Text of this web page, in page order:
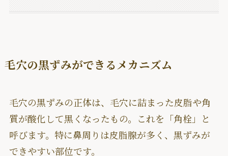
毛穴の黒ずみができるメカニズム
毛穴の黒ずみの正体は、毛穴に詰まった皮脂や角
質が酸化して黒くなったもの。これを「角栓」と
呼びます。特に鼻周りは皮脂腺が多く、黒ずみが
できやすい部位です。